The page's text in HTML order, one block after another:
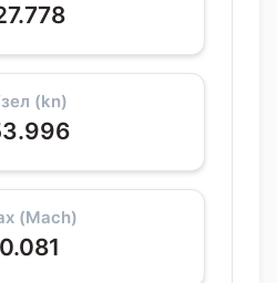
(kn)
(Mach)
0.081